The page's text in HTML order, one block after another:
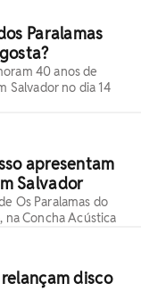
Paralamas
40 anos de
Salvador no dia 14
apresentam
Salvador
Os Paralamas do
na Concha Acústica
disco